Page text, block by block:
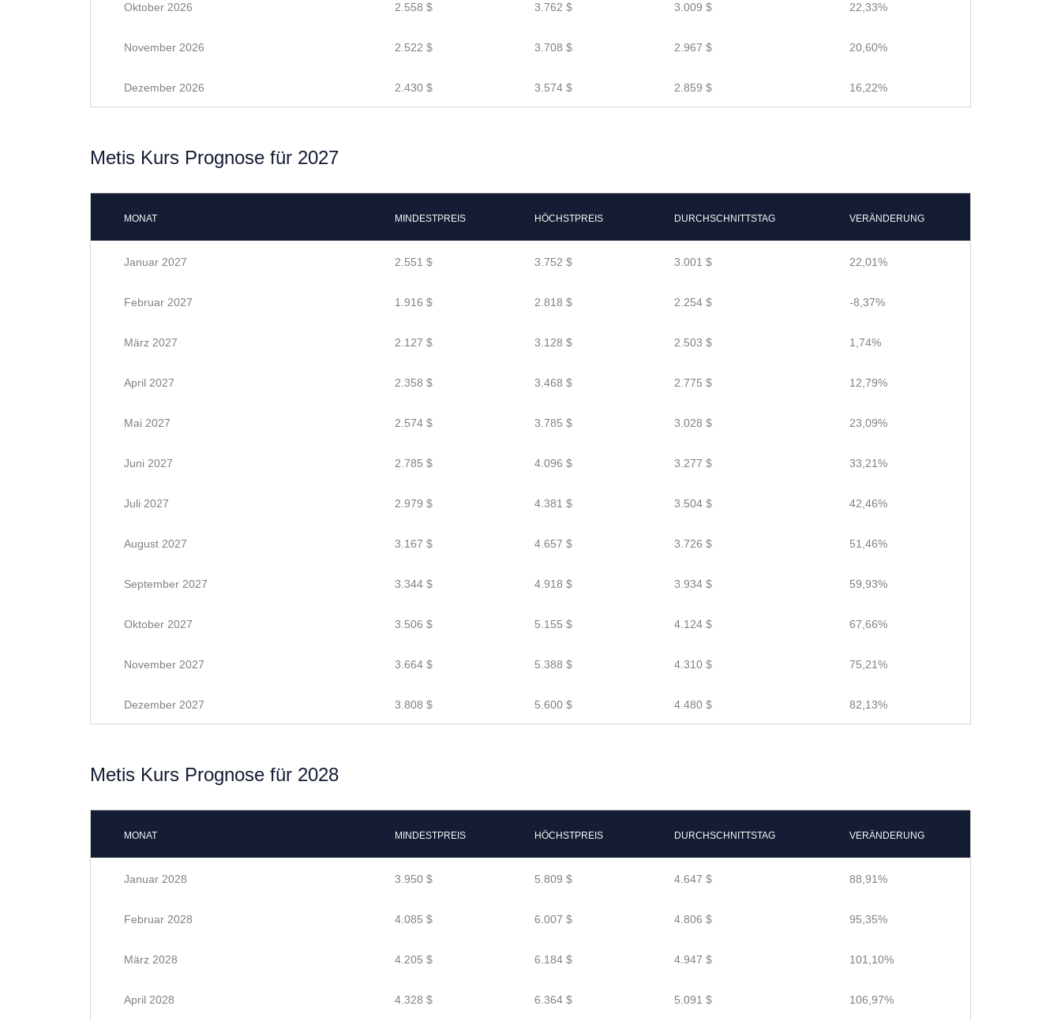
Oktober 2026 2.558 $ 3.762 $ 3.009 $ 22,33%
November 2026 2.522 $ 3.708 $ 2.967 $ 20,60%
Dezember 2026 2.430 $ 3.574 $ 2.859 $ 16,22%
Metis Kurs Prognose für 2027
MONAT MINDESTPREIS HÖCHSTPREIS DURCHSCHNITTSTAG VERÄNDERUNG
Januar 2027 2.551 $ 3.752 $ 3.001 $ 22,01%
Februar 2027 1.916 $ 2.818 $ 2.254 $ -8,37%
März 2027 2.127 $ 3.128 $ 2.503 $ 1,74%
April 2027 2.358 $ 3.468 $ 2.775 $ 12,79%
Mai 2027 2.574 $ 3.785 $ 3.028 $ 23,09%
Juni 2027 2.785 $ 4.096 $ 3.277 $ 33,21%
Juli 2027 2.979 $ 4.381 $ 3.504 $ 42,46%
August 2027 3.167 $ 4.657 $ 3.726 $ 51,46%
September 2027 3.344 $ 4.918 $ 3.934 $ 59,93%
Oktober 2027 3.506 $ 5.155 $ 4.124 $ 67,66%
November 2027 3.664 $ 5.388 $ 4.310 $ 75,21%
Dezember 2027 3.808 $ 5.600 $ 4.480 $ 82,13%
Metis Kurs Prognose für 2028
MONAT MINDESTPREIS HÖCHSTPREIS DURCHSCHNITTSTAG VERÄNDERUNG
Januar 2028 3.950 $ 5.809 $ 4.647 $ 88,91%
Februar 2028 4.085 $ 6.007 $ 4.806 $ 95,35%
März 2028 4.205 $ 6.184 $ 4.947 $ 101,10%
April 2028 4.328 $ 6.364 $ 5.091 $ 106,97%